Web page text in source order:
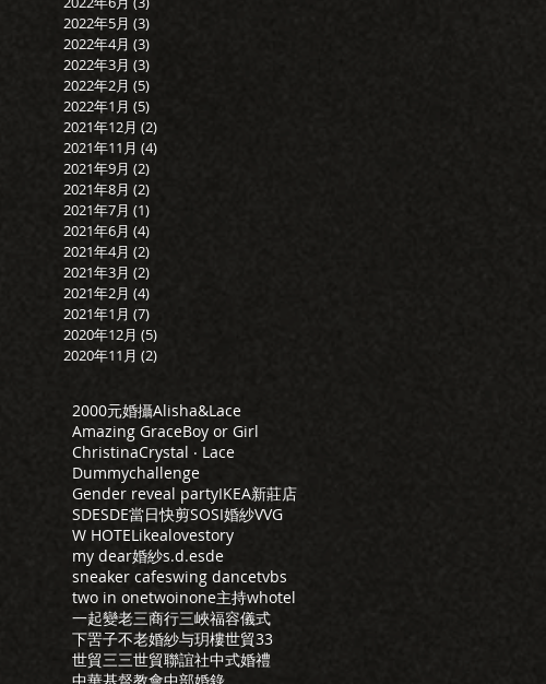
2022年5月 (3)
2022年4月 (3)
2022年3月 (3)
2022年2月 (5)
2022年1月 (5)
2021年12月 (2)
2021年11月 (4)
2021年9月 (2)
2021年8月 (2)
2021年7月 (1)
2021年6月 (4)
2021年4月 (2)
2021年3月 (2)
2021年2月 (4)
2021年1月 (7)
2020年12月 (5)
2020年11月 (2)
2000元婚攝Alisha&Lace
Amazing GraceBoy or Girl
ChristinaCrystal ‧ Lace
Dummychallenge
Gender reveal partyIKEA新莊店
SDESDE當日快剪SOSI婚紗VVG
W HOTELikealovestory
my dear婚紗s.d.esde
sneaker cafeswing dancetvbs
two in onetwoinone主持whotel
一起變老三商行三峽福容儀式
下罟子不老婚紗与玥樓世貿33
世貿三三世貿聯誼社中式婚禮